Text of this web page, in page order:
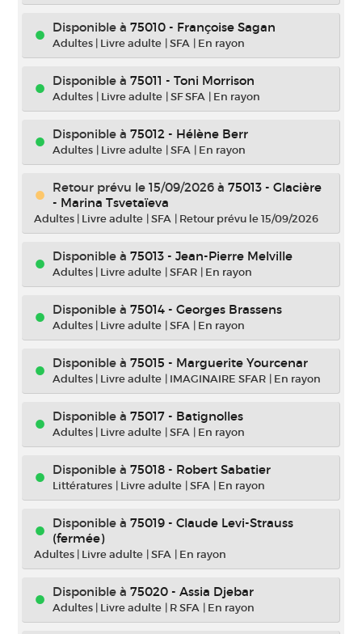
Disponible à 75010 - Françoise Sagan
Adultes | Livre adulte |SFA | En rayon
Disponible à 75011 - Toni Morrison
Adultes | Livre adulte |SF SFA | En rayon
Disponible à 75012 - Hélène Berr
Adultes | Livre adulte |SFA | En rayon
Retour prévu le 15/09/2026 à 75013 - Glacière
- Marina Tsvetaïeva
Adultes | Livre adulte |SFA | Retour prévu le 15/09/2026
Disponible à 75013 - Jean-Pierre Melville
Adultes | Livre adulte |SFAR | En rayon
Disponible à 75014 - Georges Brassens
Adultes | Livre adulte |SFA | En rayon
Disponible à 75015 - Marguerite Yourcenar
Adultes | Livre adulte | IMAGINAIRE SFAR | En rayon
Disponible à 75017 - Batignolles
Adultes | Livre adulte |SFA | En rayon
Disponible à 75018 - Robert Sabatier
Littératures | Livre adulte |SFA | En rayon
Disponible à 75019 - Claude Levi-Strauss
(fermée)
Adultes | Livre adulte |SFA | En rayon
Disponible à 75020 - Assia Djebar
Adultes | Livre adulte | R SFA | En rayon